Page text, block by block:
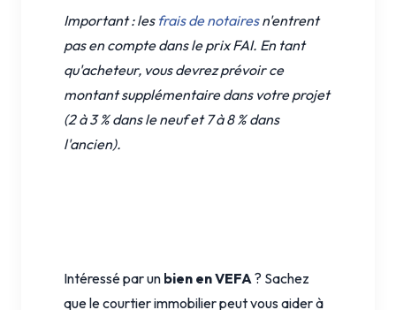
Important : les frais de notairesn'entrent
pas en compte dans le prix FAI. En tant
qu'acheteur, vous devrez prévoir ce
montant supplémentaire dans votre projet
(2 à 3 % dans le neuf et 7 à 8 % dans
l'ancien).
Intéressé par un bien en VEFA ? Sachez
que le courtier immobilier peut vous aider à